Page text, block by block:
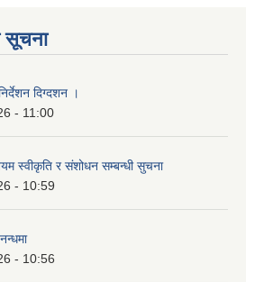
सूचना
दिग्दशन ।
- 11:00
स्वीकृति र संशोधन सम्बन्धी सुचना
- 10:59
- 10:56